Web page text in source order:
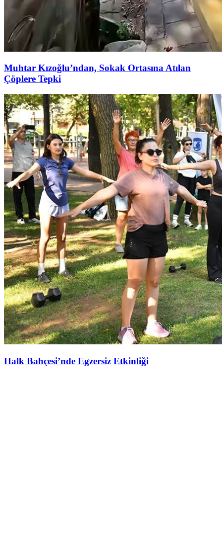
Muhtar Kızoğlu’ndan, Sokak Ortasına Atılan
Çöplere Tepki
Halk Bahçesi’nde Egzersiz Etkinliği